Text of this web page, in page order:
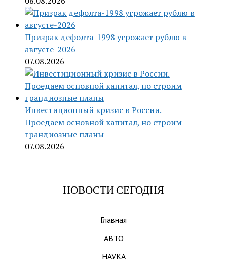
Призрак дефолта-1998 угрожает рублю в
августе-2026
07.08.2026
Инвестиционный кризис в России.
Проедаем основной капитал, но строим
грандиозные планы
07.08.2026
НОВОСТИ СЕГОДНЯ
Главная
АВТО
НАУКА